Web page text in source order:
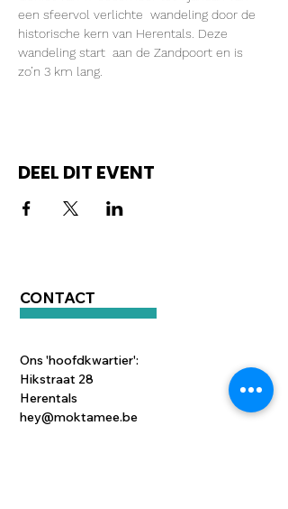
een sfeervol verlichte  wandeling door de
historische kern van Herentals. Deze
wandeling start  aan de Zandpoort en is
zo’n 3 km lang.
DEEL DIT EVENT
CONTACT
Ons 'hoofdkwartier':
Hikstraat 28
Herentals
hey@moktamee.be